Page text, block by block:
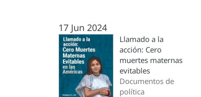
17 Jun 2024
Llamado a la
acción: Cero
muertes maternas
evitables
Documentos de
política